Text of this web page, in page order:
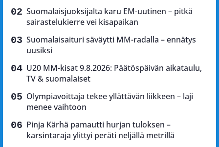
Suomalaisjuoksijalta karu EM-uutinen – pitkä
sairastelukierre vei kisapaikan
Suomalaisaituri säväytti MM-radalla – ennätys
uusiksi
U20 MM-kisat 9.8.2026: Päätöspäivän aikataulu,
TV & suomalaiset
Olympiavoittaja tekee yllättävän liikkeen – laji
menee vaihtoon
Pinja Kärhä pamautti hurjan tuloksen –
karsintaraja ylittyi peräti neljällä metrillä